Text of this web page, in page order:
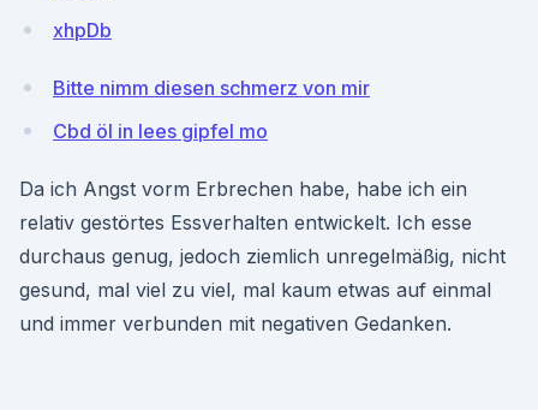
xhpDb
Bitte nimm diesen schmerz von mir
Cbd öl in lees gipfel mo
Da ich Angst vorm Erbrechen habe, habe ich ein
relativ gestörtes Essverhalten entwickelt. Ich esse
durchaus genug, jedoch ziemlich unregelmäßig, nicht
gesund, mal viel zu viel, mal kaum etwas auf einmal
und immer verbunden mit negativen Gedanken.